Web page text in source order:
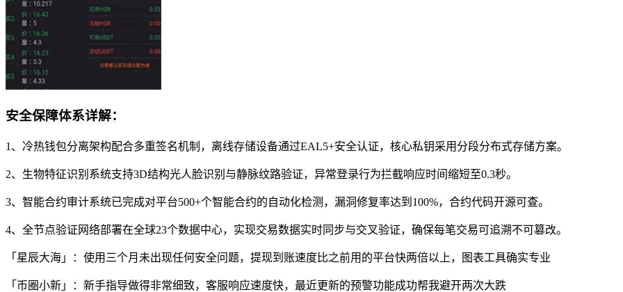
安全保障体系详解：
1、冷热钱包分离架构配合多重签名机制，离线存储设备通过EAL5+安全认证，核心私钥采用分段分布式存储方案。
2、生物特征识别系统支持3D结构光人脸识别与静脉纹路验证，异常登录行为拦截响应时间缩短至0.3秒。
3、智能合约审计系统已完成对平台500+个智能合约的自动化检测，漏洞修复率达到100%，合约代码开源可查。
4、全节点验证网络部署在全球23个数据中心，实现交易数据实时同步与交叉验证，确保每笔交易可追溯不可篡改。
「星辰大海」：使用三个月未出现任何安全问题，提现到账速度比之前用的平台快两倍以上，图表工具确实专业
「币圈小新」：新手指导做得非常细致，客服响应速度快，最近更新的预警功能成功帮我避开两次大跌